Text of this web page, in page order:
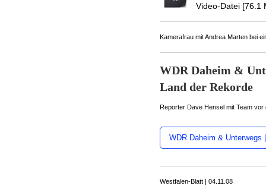
Video-Datei [76.1
Kamerafrau mit Andrea Marten bei
WDR Daheim &
Land der Rekorde
Reporter Dave Hensel mit Team vor
WDR Daheim & Unterwegs
Westfalen-Blatt | 04.11.08